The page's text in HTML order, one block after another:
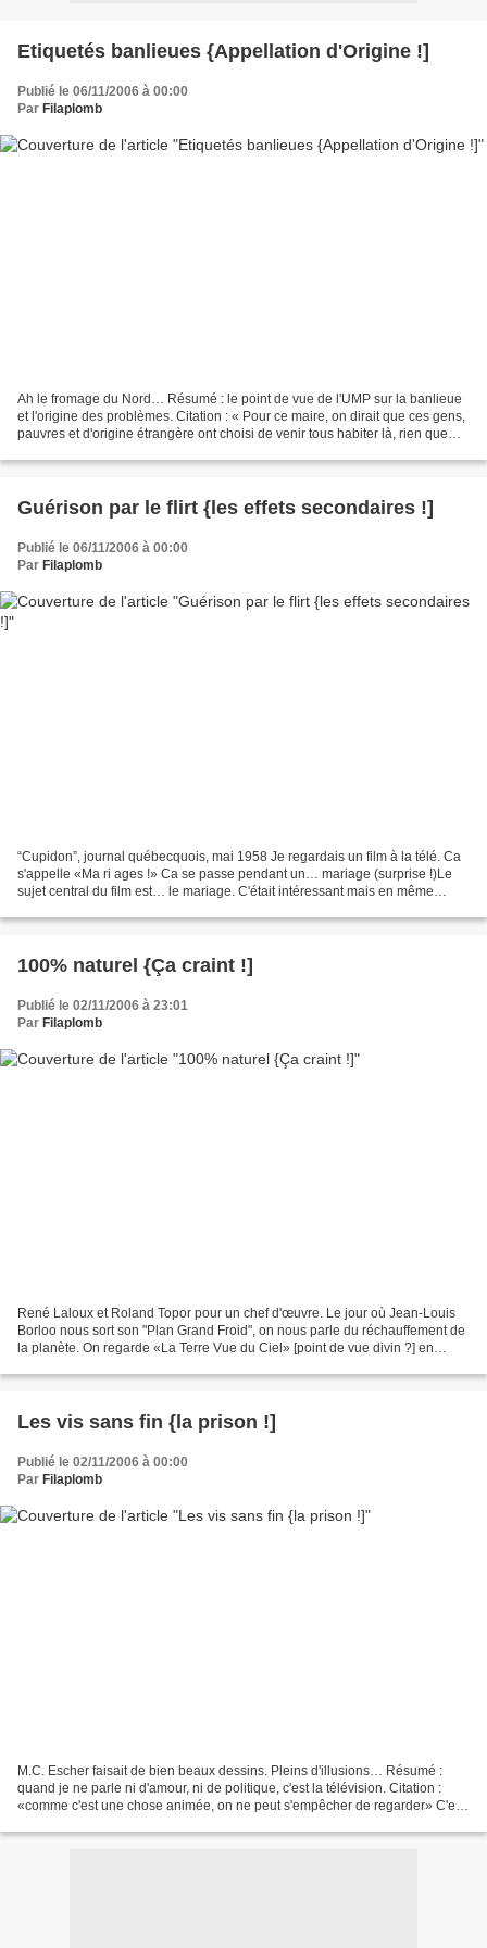
Etiquetés banlieues {Appellation d'Origine !]
Publié le 06/11/2006 à 00:00
Par Filaplomb
Ah le fromage du Nord… Résumé : le point de vue de l'UMP sur la banlieue
et l'origine des problèmes. Citation : « Pour ce maire, on dirait que ces gens,
pauvres et d'origine étrangère ont choisi de venir tous habiter là, rien que
Guérison par le flirt {les effets secondaires !]
Publié le 06/11/2006 à 00:00
Par Filaplomb
“Cupidon”, journal québecquois, mai 1958 Je regardais un film à la télé. Ca
s'appelle «Ma ri ages !» Ca se passe pendant un… mariage (surprise !)Le
sujet central du film est… le mariage. C'était intéressant mais en même
100% naturel {Ça craint !]
Publié le 02/11/2006 à 23:01
Par Filaplomb
René Laloux et Roland Topor pour un chef d'œuvre. Le jour où Jean-Louis
Borloo nous sort son "Plan Grand Froid", on nous parle du réchauffement de
la planète. On regarde «La Terre Vue du Ciel» [point de vue divin ?] en
Les vis sans fin {la prison !]
Publié le 02/11/2006 à 00:00
Par Filaplomb
M.C. Escher faisait de bien beaux dessins. Pleins d'illusions… Résumé :
quand je ne parle ni d'amour, ni de politique, c'est la télévision. Citation :
«comme c'est une chose animée, on ne peut s'empêcher de regarder» C'est